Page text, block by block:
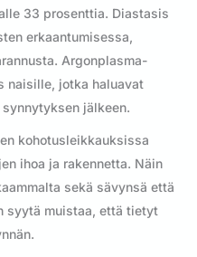
33 prosenttia. Diastasis
erkaantumisessa,
Argonplasma-
naisille, jotka haluavat
jälkeen.
kohotusleikkauksissa
ihoa ja rakennetta. Näin
sekä sävynsä että
syytä muistaa, että tietyt